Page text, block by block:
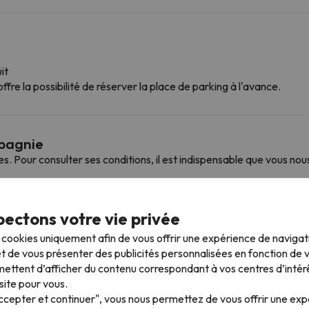
la possibilité de réserver la place de parking à l'avance.
Pour consulter ses conditions, il est indispensable que vous
proches
vous pouvez accéder à plusieurs stations et profiter de
à Masella. Vous pouvez également skier à Masella et La Molina .
votre vie privée
cookies uniquement afin de vous offrir une expérience de
de vous présenter des publicités personnalisées en fonction de
d’afficher du contenu correspondant à vos centres
pour vous.
et continuer", vous nous permettez de vous offrir une